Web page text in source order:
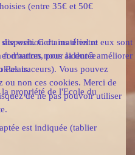
(entre 35€ et 50€
du matériel et
formation, pour la durée
Palais.
propriété de l'Ecole du
est indiquée (tablier
web. Certains d’entre eux sont
d’autres nous aident à améliorer
traceurs). Vous pouvez
ou non ces cookies. Merci de
de ne pas pouvoir utiliser